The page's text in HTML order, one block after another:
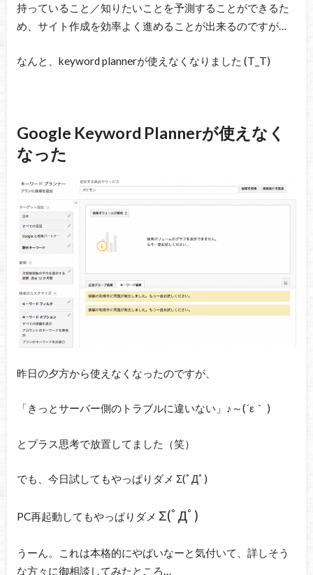
持っていること／知りたいことを予測することができるた
め、サイト作成を効率よく進めることが出来るのですが…
なんと、keyword plannerが使えなくなりました (T_T)
Google Keyword Plannerが使えなく
なった
昨日の夕方から使えなくなったのですが、
「きっとサーバー側のトラブルに違いない」♪～(´ε｀ )
とプラス思考で放置してました（笑）
でも、今日試してもやっぱりダメ Σ(ﾟДﾟ)
PC再起動してもやっぱりダメ Σ(ﾟДﾟ)
うーん。これは本格的にやばいなーと気付いて、詳しそう
な方々に御相談してみたところ…